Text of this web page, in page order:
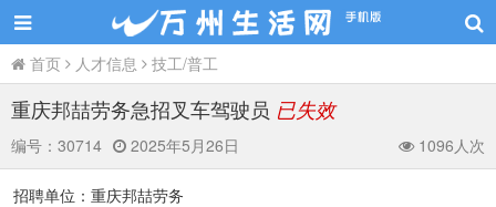
首页 人才信息 技工/普工
重庆邦喆劳务急招叉车驾驶员 已失效
编号： 30714 2025年5月26日 1096人次
招聘单位：重庆邦喆劳务